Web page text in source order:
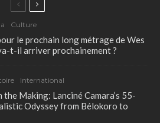
Culture
le prochain long métrage de Wes
t-il arriver prochainement ?
International
the Making: Lanciné Camara’s 55-
Odyssey from Bélokoro to